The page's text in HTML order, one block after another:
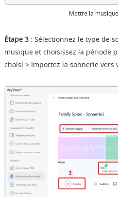
Mettre la
Étape 3 : Sélectionnez le type de
musique et choisissez la période
choisi > Importez la sonnerie vers